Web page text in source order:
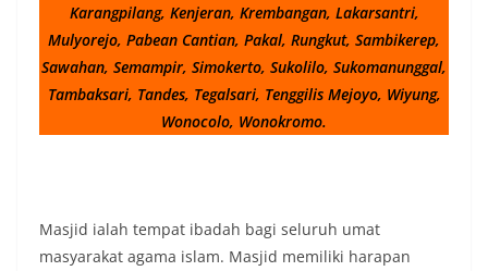
Karangpilang, Kenjeran, Krembangan, Lakarsantri,
Mulyorejo, Pabean Cantian, Pakal, Rungkut, Sambikerep,
Sawahan, Semampir, Simokerto, Sukolilo, Sukomanunggal,
Tambaksari, Tandes, Tegalsari, Tenggilis Mejoyo, Wiyung,
Wonocolo, Wonokromo.
Masjid ialah tempat ibadah bagi seluruh umat
masyarakat agama islam. Masjid memiliki harapan